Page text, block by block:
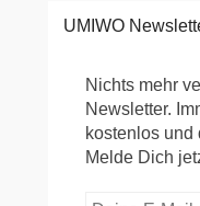
UMIWO
Nichts mehr
Newsletter.
kostenlos und
Melde Dich